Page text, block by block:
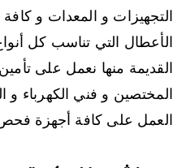
التجهيزات و المعدات و
الأعطال التي تناسب كل
القديمة منها نعمل على
المختصين و فني الكهرباء و
العمل على كافة أجهزة